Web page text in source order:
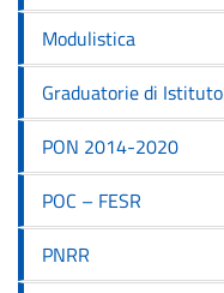
Modulistica
Graduatorie di Istituto
PON 2014-2020
POC – FESR
PNRR